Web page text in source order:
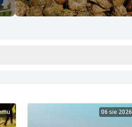
06 sie 2026